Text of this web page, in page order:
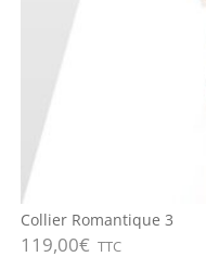
Collier Romantique 3
119,00€ TTC